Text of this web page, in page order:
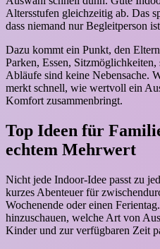
Altersstufen gleichzeitig ab. Das
dass niemand nur Begleitperson
Dazu kommt ein Punkt, den
Parken, Essen,
Abläufe sind keine Nebensache.
merkt schnell, wie wertvoll ein
Komfort zusammenbringt.
Top Ideen für
echtem Mehrwert
Nicht jede Indoor-Idee passt zu
kurzes Abenteuer für
Wochenende oder einen
hinzuschauen, welche Art von
Kinder und zur verfügbaren Zeit